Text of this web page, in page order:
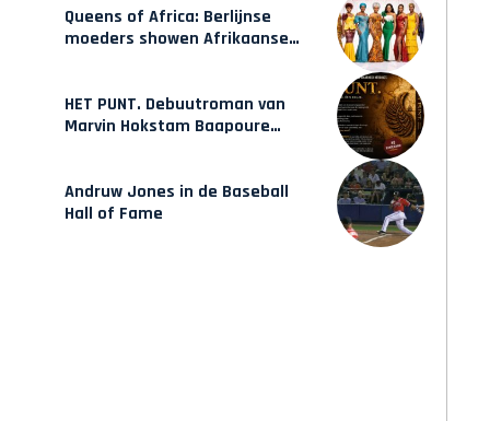
Queens of Africa: Berlijnse
moeders showen Afrikaanse
HET PUNT. Debuutroman van
Marvin Hokstam Baapoure
Andruw Jones in de Baseball
Hall of Fame